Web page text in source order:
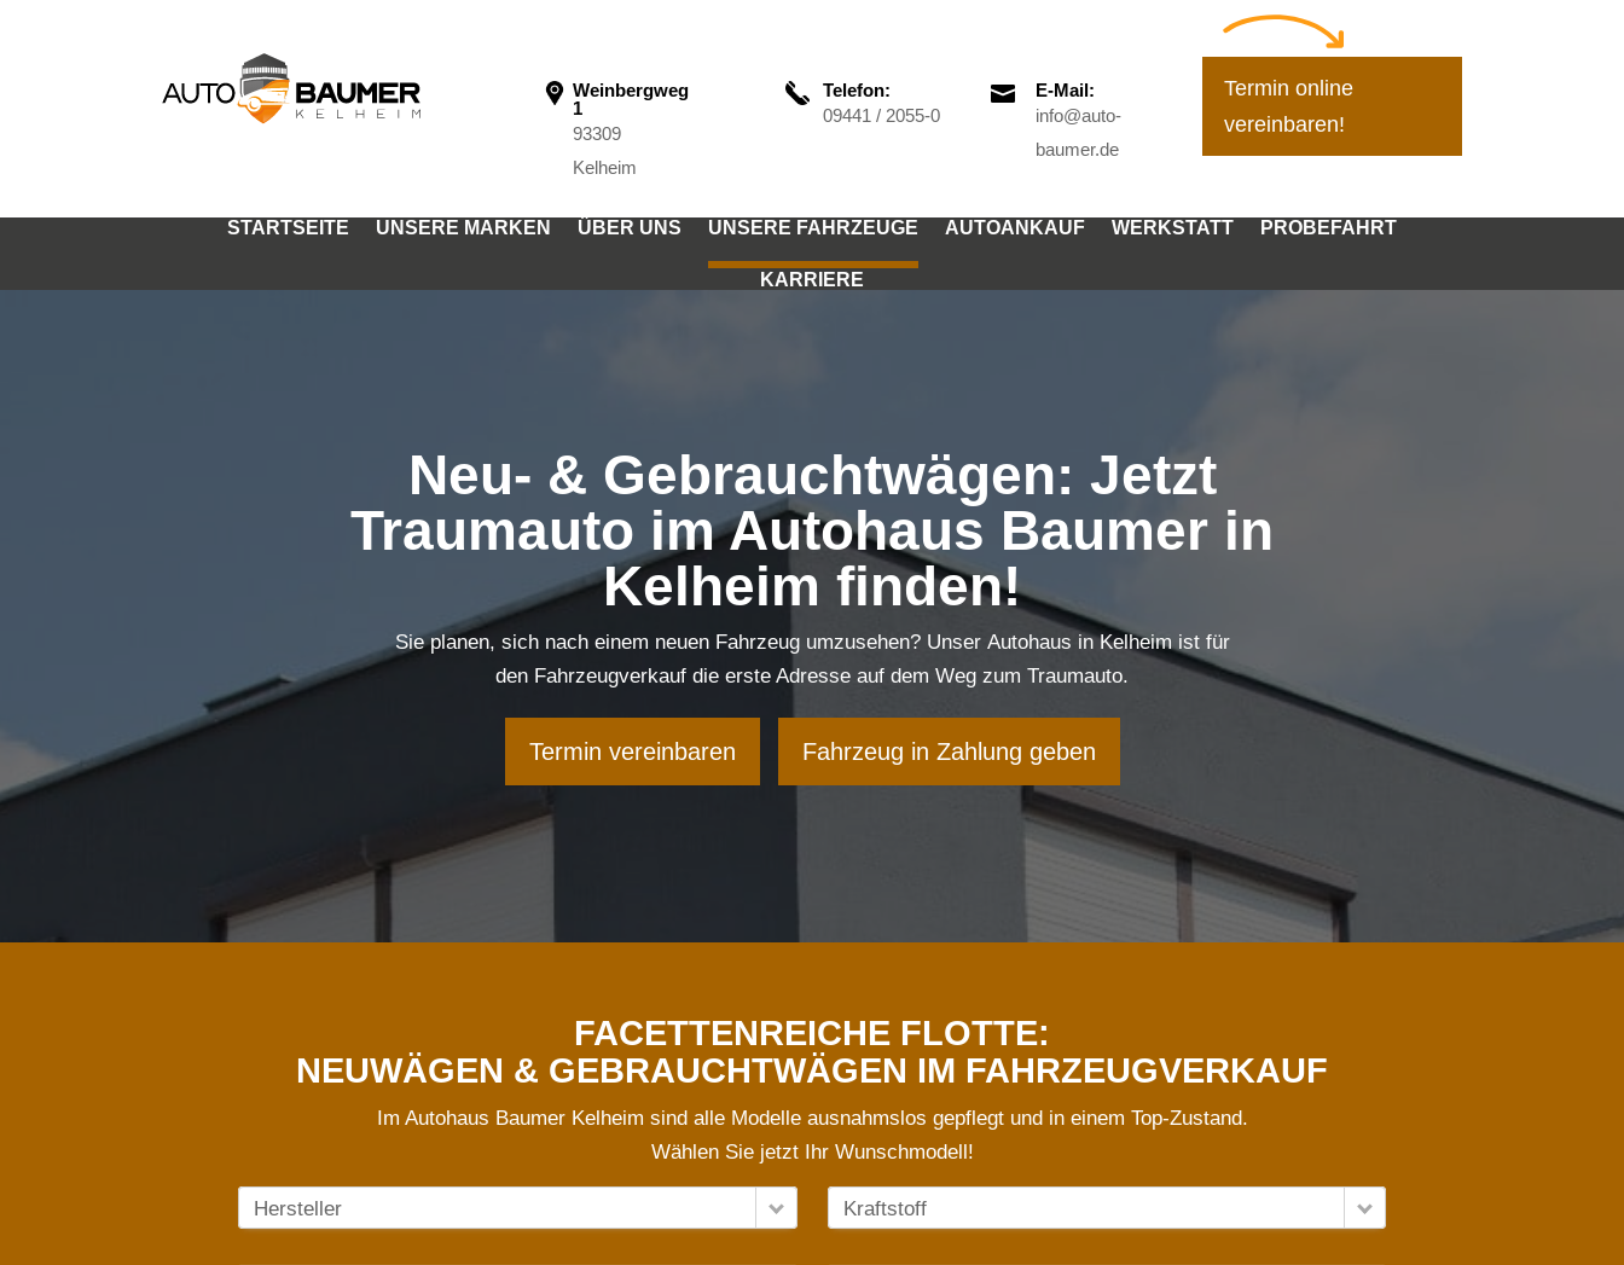
Weinbergweg
1
93309
Kelheim
Telefon:
09441 / 2055-0

E-Mail:
info@auto-
baumer.de
Termin online
vereinbaren!
STARTSEITE UNSERE MARKEN ÜBER UNS UNSERE FAHRZEUGE AUTOANKAUF WERKSTATT PROBEFAHRT
KARRIERE
Neu- & Gebrauchtwägen: Jetzt
Traumauto im Autohaus Baumer in
Kelheim finden!
Sie planen, sich nach einem neuen Fahrzeug umzusehen? Unser Autohaus inKelheim ist für
den Fahrzeugverkauf die erste Adresse auf dem Weg zum Traumauto.
Termin vereinbaren Fahrzeug in Zahlung geben
FACETTENREICHE FLOTTE:
NEUWÄGEN & GEBRAUCHTWÄGEN IM FAHRZEUGVERKAUF
Im Autohaus Baumer Kelheim sind alle Modelle ausnahmslos gepflegt und in einem Top-Zustand.
Wählen Sie jetzt Ihr Wunschmodell!
Hersteller Kraftstoff